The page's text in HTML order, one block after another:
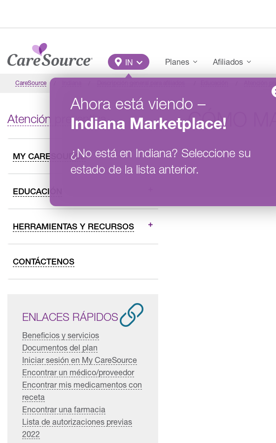
Main Menu
IN
Ahora está viendo –
Indiana Marketplace!
¿No está en Indiana? Seleccione su
estado de la lista anterior.
Planes Afiliados
CareSource Atención
Atención preventiva
MY CARESOURCE
EDUCACIÓN
HERRAMIENTAS Y RECURSOS
CONTÁCTENOS
ENLACES RÁPIDOS
Beneficios y servicios
Documentos del plan
Iniciar sesión en My CareSource
Encontrar un médico/proveedor
Encontrar mis medicamentos con
receta
Encontrar una farmacia
Lista de autorizaciones previas
2022
CÓMO